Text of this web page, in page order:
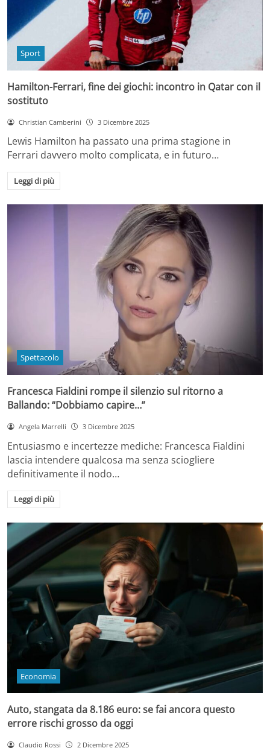
Sport
Hamilton-Ferrari, fine dei giochi: incontro in Qatar con il
sostituto
Christian Camberini 3 Dicembre 2025
Lewis Hamilton ha passato una prima stagione in
Ferrari davvero molto complicata, e in futuro…
Leggi di più
Spettacolo
Francesca Fialdini rompe il silenzio sul ritorno a
Ballando: “Dobbiamo capire…”
Angela Marrelli 3 Dicembre 2025
Entusiasmo e incertezze mediche: Francesca Fialdini
lascia intendere qualcosa ma senza sciogliere
definitivamente il nodo…
Leggi di più
Economia
Auto, stangata da 8.186 euro: se fai ancora questo
errore rischi grosso da oggi
Claudio Rossi 2 Dicembre 2025